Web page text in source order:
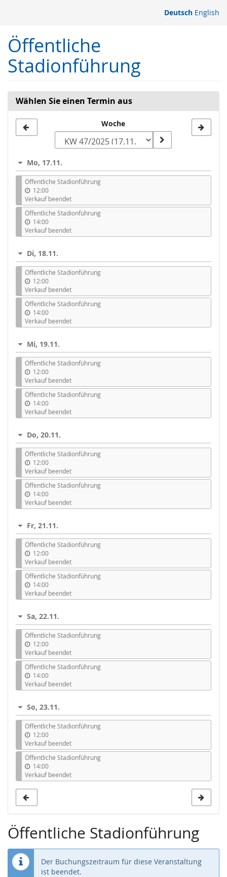
springen
Deutsch English
Öffentliche
Stadionführung
Wählen Sie einen Termin aus
zur
auswählen
Woche
Mo, 17.11.
Öffentliche Stadionführung
12:00
Verkauf beendet
Öffentliche Stadionführung
14:00
Verkauf beendet
Di, 18.11.
Öffentliche Stadionführung
12:00
Verkauf beendet
Öffentliche Stadionführung
14:00
Verkauf beendet
Mi, 19.11.
Öffentliche Stadionführung
12:00
Verkauf beendet
Öffentliche Stadionführung
14:00
Verkauf beendet
Do, 20.11.
Öffentliche Stadionführung
12:00
Verkauf beendet
Öffentliche Stadionführung
14:00
Verkauf beendet
Fr, 21.11.
Öffentliche Stadionführung
12:00
Verkauf beendet
Öffentliche Stadionführung
14:00
Verkauf beendet
Sa, 22.11.
Öffentliche Stadionführung
12:00
Verkauf beendet
Öffentliche Stadionführung
14:00
Verkauf beendet
So, 23.11.
Öffentliche Stadionführung
12:00
Verkauf beendet
Öffentliche Stadionführung
14:00
Verkauf beendet
Öffentliche Stadionführung
Der Buchungszeitraum für diese Veranstaltung
ist beendet.